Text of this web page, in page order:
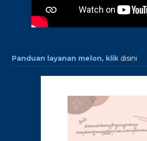
Panduan layanan melon, klik disini